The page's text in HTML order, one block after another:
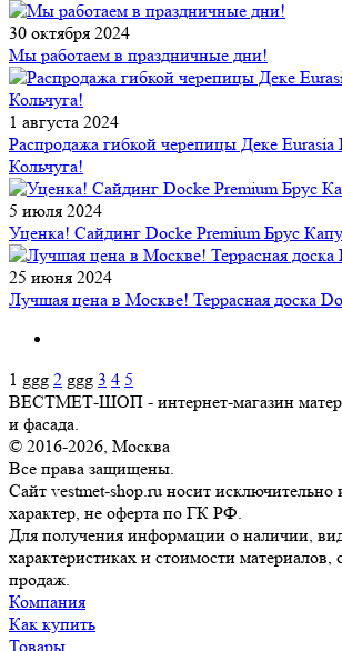
30 октября 2024
Мы работаем в праздничные дни!
1 августа 2024
Распродажа гибкой черепицы Деке Eurasia
Кольчуга!
5 июля 2024
Уценка! Сайдинг Docke Premium Брус
25 июня 2024
Лучшая цена в Москве! Террасная доска
1 ggg 2 ggg 3 4 5
ВЕСТМЕТ-ШОП - интернет-магазин
и фасада.
© 2016-2026, Москва
Все права защищены.
Сайт vestmet-shop.ru носит
характер, не оферта по ГК РФ.
Для получения информации о наличии,
характеристиках и стоимости материалов,
продаж.
Компания
Как купить
Товары